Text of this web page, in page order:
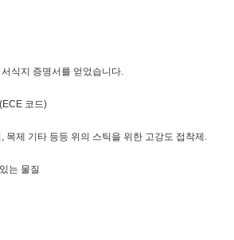
식지 증명서를 얻었습니다.
코드)
목제 기타 등등 위의 스틱을 위한 고강도 접착제.
는 물질